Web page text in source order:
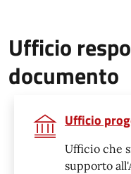
Ufficio
documento
Ufficio
Ufficio che
supporto